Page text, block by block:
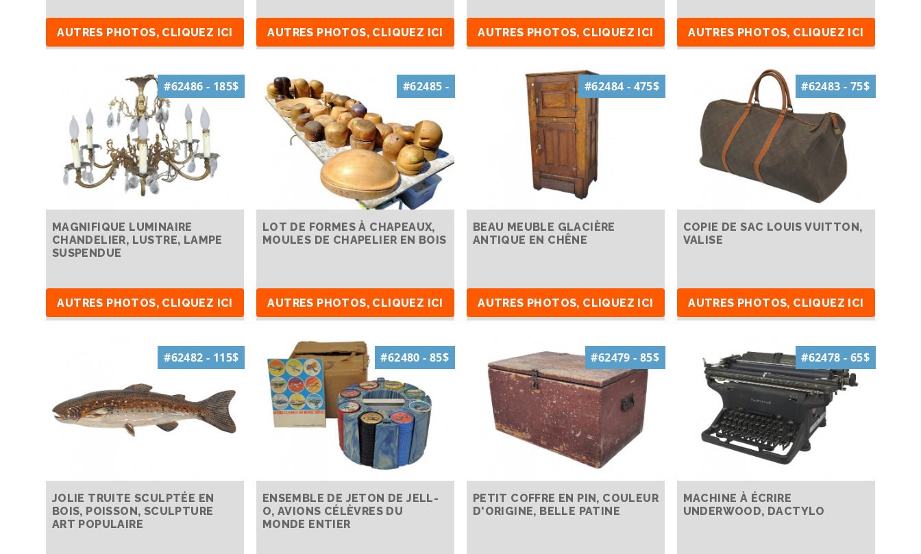
AUTRES PHOTOS, CLIQUEZ ICI AUTRES PHOTOS, CLIQUEZ ICI AUTRES PHOTOS, CLIQUEZ ICI AUTRES PHOTOS, CLIQUEZ ICI
#62486 - 185$
MAGNIFIQUE LUMINAIRE
CHANDELIER, LUSTRE, LAMPE
SUSPENDUE
AUTRES PHOTOS, CLIQUEZ ICI
#62485 -
LOT DE FORMES À CHAPEAUX,
MOULES DE CHAPELIER EN BOIS
AUTRES PHOTOS, CLIQUEZ ICI
#62484 - 475$
BEAU MEUBLE GLACIÈRE
ANTIQUE EN CHÊNE
AUTRES PHOTOS, CLIQUEZ ICI
#62483 - 75$
COPIE DE SAC LOUIS VUITTON,
VALISE
AUTRES PHOTOS, CLIQUEZ ICI
#62482 - 115$
JOLIE TRUITE SCULPTÉE EN
BOIS, POISSON, SCULPTURE
ART POPULAIRE
#62480 - 85$
ENSEMBLE DE JETON DE JELL-
O, AVIONS CÉLÈVRES DU
MONDE ENTIER
#62479 - 85$
PETIT COFFRE EN PIN, COULEUR
D'ORIGINE, BELLE PATINE
#62478 - 65$
MACHINE À ÉCRIRE
UNDERWOOD, DACTYLO